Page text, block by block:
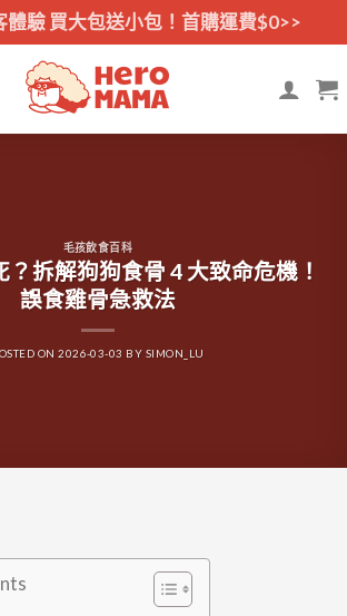
體驗 買大包送小包！首購運費$0>>
毛孩飲食百科
拆解狗狗食骨 4 大致命危機！
誤食雞骨急救法
ON2026-03-03 BY SIMON_LU